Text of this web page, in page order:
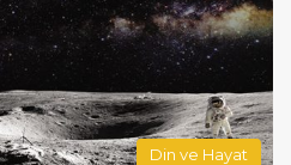
Din ve Hayat